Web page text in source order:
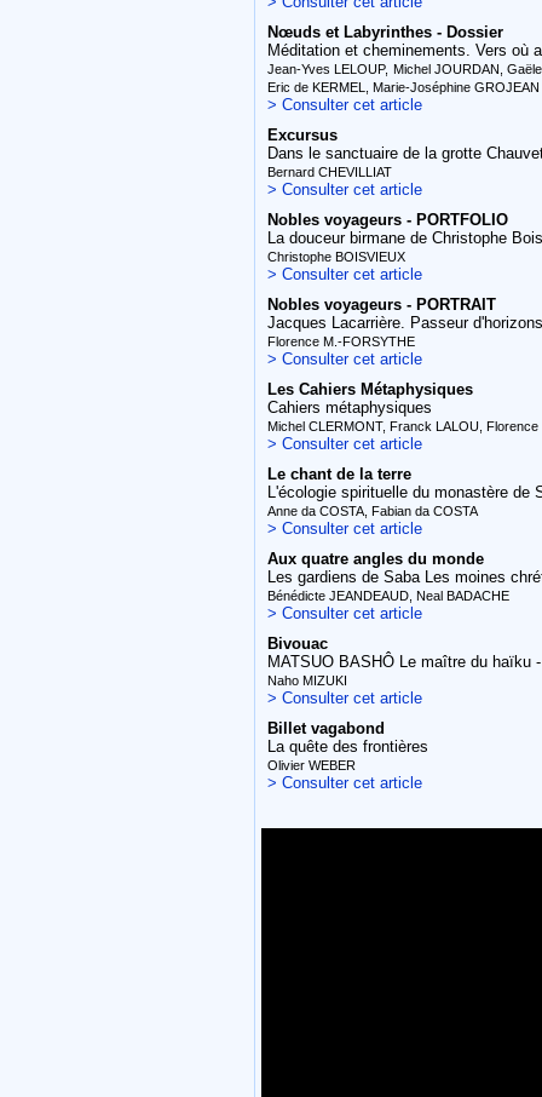
Nœuds et Labyrinthes - Dossier
Méditation et cheminements. Vers où
Jean-Yves LELOUP, Michel JOURDAN,
Eric de KERMEL, Marie-Joséphine GROJEAN
> Consulter cet article
Excursus
Dans le sanctuaire de la grotte
Bernard CHEVILLIAT
> Consulter cet article
Nobles voyageurs - PORTFOLIO
La douceur birmane de Christophe
Christophe BOISVIEUX
> Consulter cet article
Nobles voyageurs - PORTRAIT
Jacques Lacarrière. Passeur d'horizons
Florence M.-FORSYTHE
> Consulter cet article
Les Cahiers Métaphysiques
Cahiers métaphysiques
Michel CLERMONT, Franck LALOU,
> Consulter cet article
Le chant de la terre
L'écologie spirituelle du monastère de
Anne da COSTA, Fabian da COSTA
> Consulter cet article
Aux quatre angles du monde
Les gardiens de Saba Les moines
Bénédicte JEANDEAUD, Neal BADACHE
> Consulter cet article
Bivouac
MATSUO BASHÔ Le maître du haïku
Naho MIZUKI
> Consulter cet article
Billet vagabond
La quête des frontières
Olivier WEBER
> Consulter cet article